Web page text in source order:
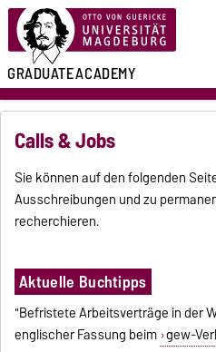
GRADUATEACADEMY
Calls & Jobs
Sie können auf den folgenden
Ausschreibungen und zu
recherchieren.
Aktuelle Buchtipps
"Befristete Arbeitsverträge in der
englischer Fassung beim gew-